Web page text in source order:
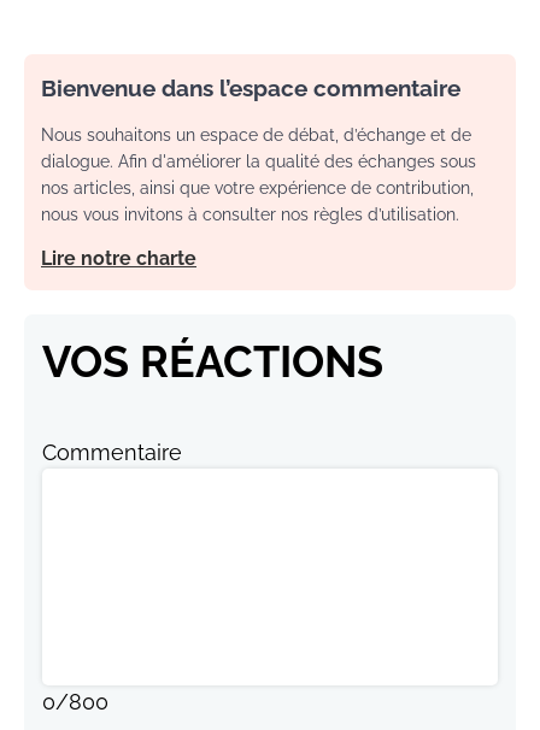
Bienvenue dans l’espace commentaire
Nous souhaitons un espace de débat, d’échange et de
dialogue. Afin d'améliorer la qualité des échanges sous
nos articles, ainsi que votre expérience de contribution,
nous vous invitons à consulter nos règles d’utilisation.
Lire notre charte
VOS RÉACTIONS
Commentaire
0/800